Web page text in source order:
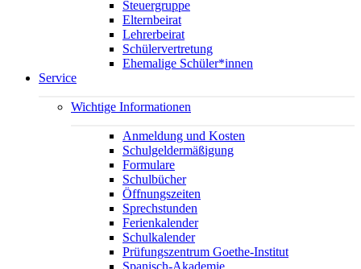
Steuergruppe
Elternbeirat
Lehrerbeirat
Schülervertretung
Ehemalige Schüler*innen
Service
Wichtige Informationen
Anmeldung und Kosten
Schulgeldermäßigung
Formulare
Schulbücher
Öffnungszeiten
Sprechstunden
Ferienkalender
Schulkalender
Prüfungszentrum Goethe-Institut
Spanisch-Akademie